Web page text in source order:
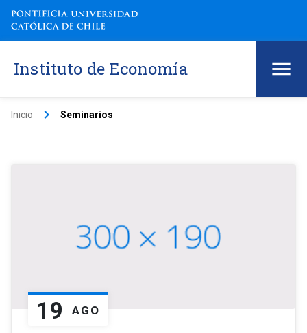
Instituto de Economía
Inicio keyboard_arrow_right Seminarios
19 AGO